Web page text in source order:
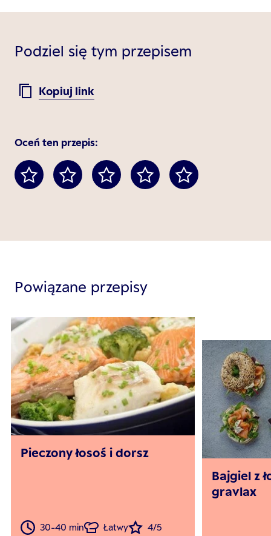
Podziel się tym przepisem
Kopiuj link
Oceń ten przepis:
Powiązane przepisy
Pieczony łosoś i dorsz
30-40 min Łatwy 4/5
Bajgiel z
gravlax